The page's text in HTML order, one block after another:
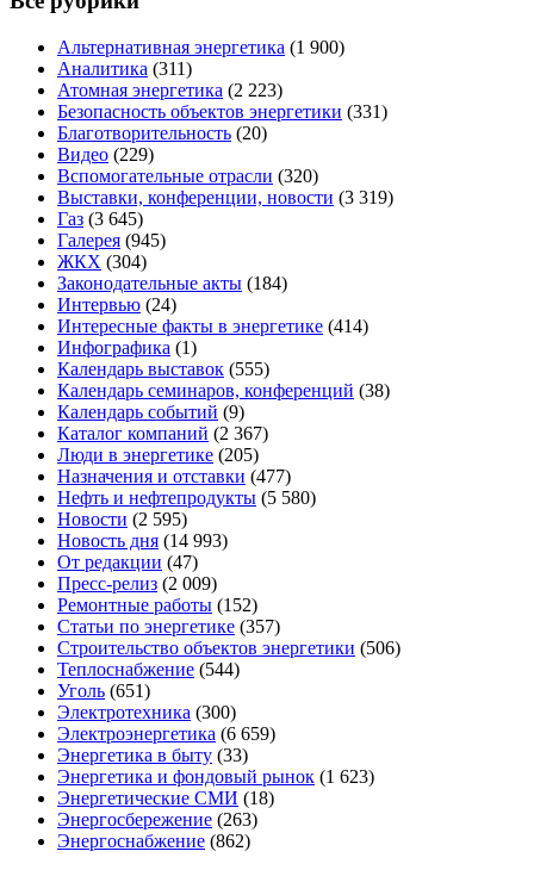
Альтернативная энергетика (1 900)
Аналитика (311)
Атомная энергетика (2 223)
Безопасность объектов энергетики (331)
Благотворительность (20)
Видео (229)
Вспомогательные отрасли (320)
Выставки, конференции, новости (3 319)
Газ (3 645)
Галерея (945)
ЖКХ (304)
Законодательные акты (184)
Интервью (24)
Интересные факты в энергетике (414)
Инфографика (1)
Календарь выставок (555)
Календарь семинаров, конференций (38)
Календарь событий (9)
Каталог компаний (2 367)
Люди в энергетике (205)
Назначения и отставки (477)
Нефть и нефтепродукты (5 580)
Новости (2 595)
Новость дня (14 993)
От редакции (47)
Пресс-релиз (2 009)
Ремонтные работы (152)
Статьи по энергетике (357)
Строительство объектов энергетики (506)
Теплоснабжение (544)
Уголь (651)
Электротехника (300)
Электроэнергетика (6 659)
Энергетика в быту (33)
Энергетика и фондовый рынок (1 623)
Энергетические СМИ (18)
Энергосбережение (263)
Энергоснабжение (862)